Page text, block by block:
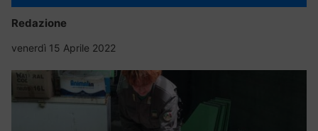
Redazione
venerdì 15 Aprile 2022